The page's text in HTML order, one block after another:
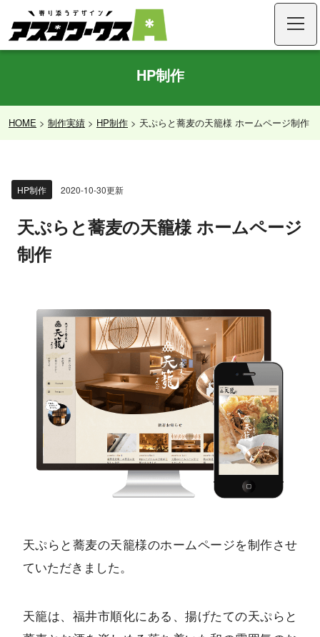
HP制作
HOME > 制作実績 > HP制作 > 天ぷらと蕎麦の天籠様 ホームページ制作
HP制作 2020-10-30更新
天ぷらと蕎麦の天籠様 ホームページ
制作
天ぷらと蕎麦の天籠様のホームページを制作させ
ていただきました。
天籠は、福井市順化にある、揚げたての天ぷらと